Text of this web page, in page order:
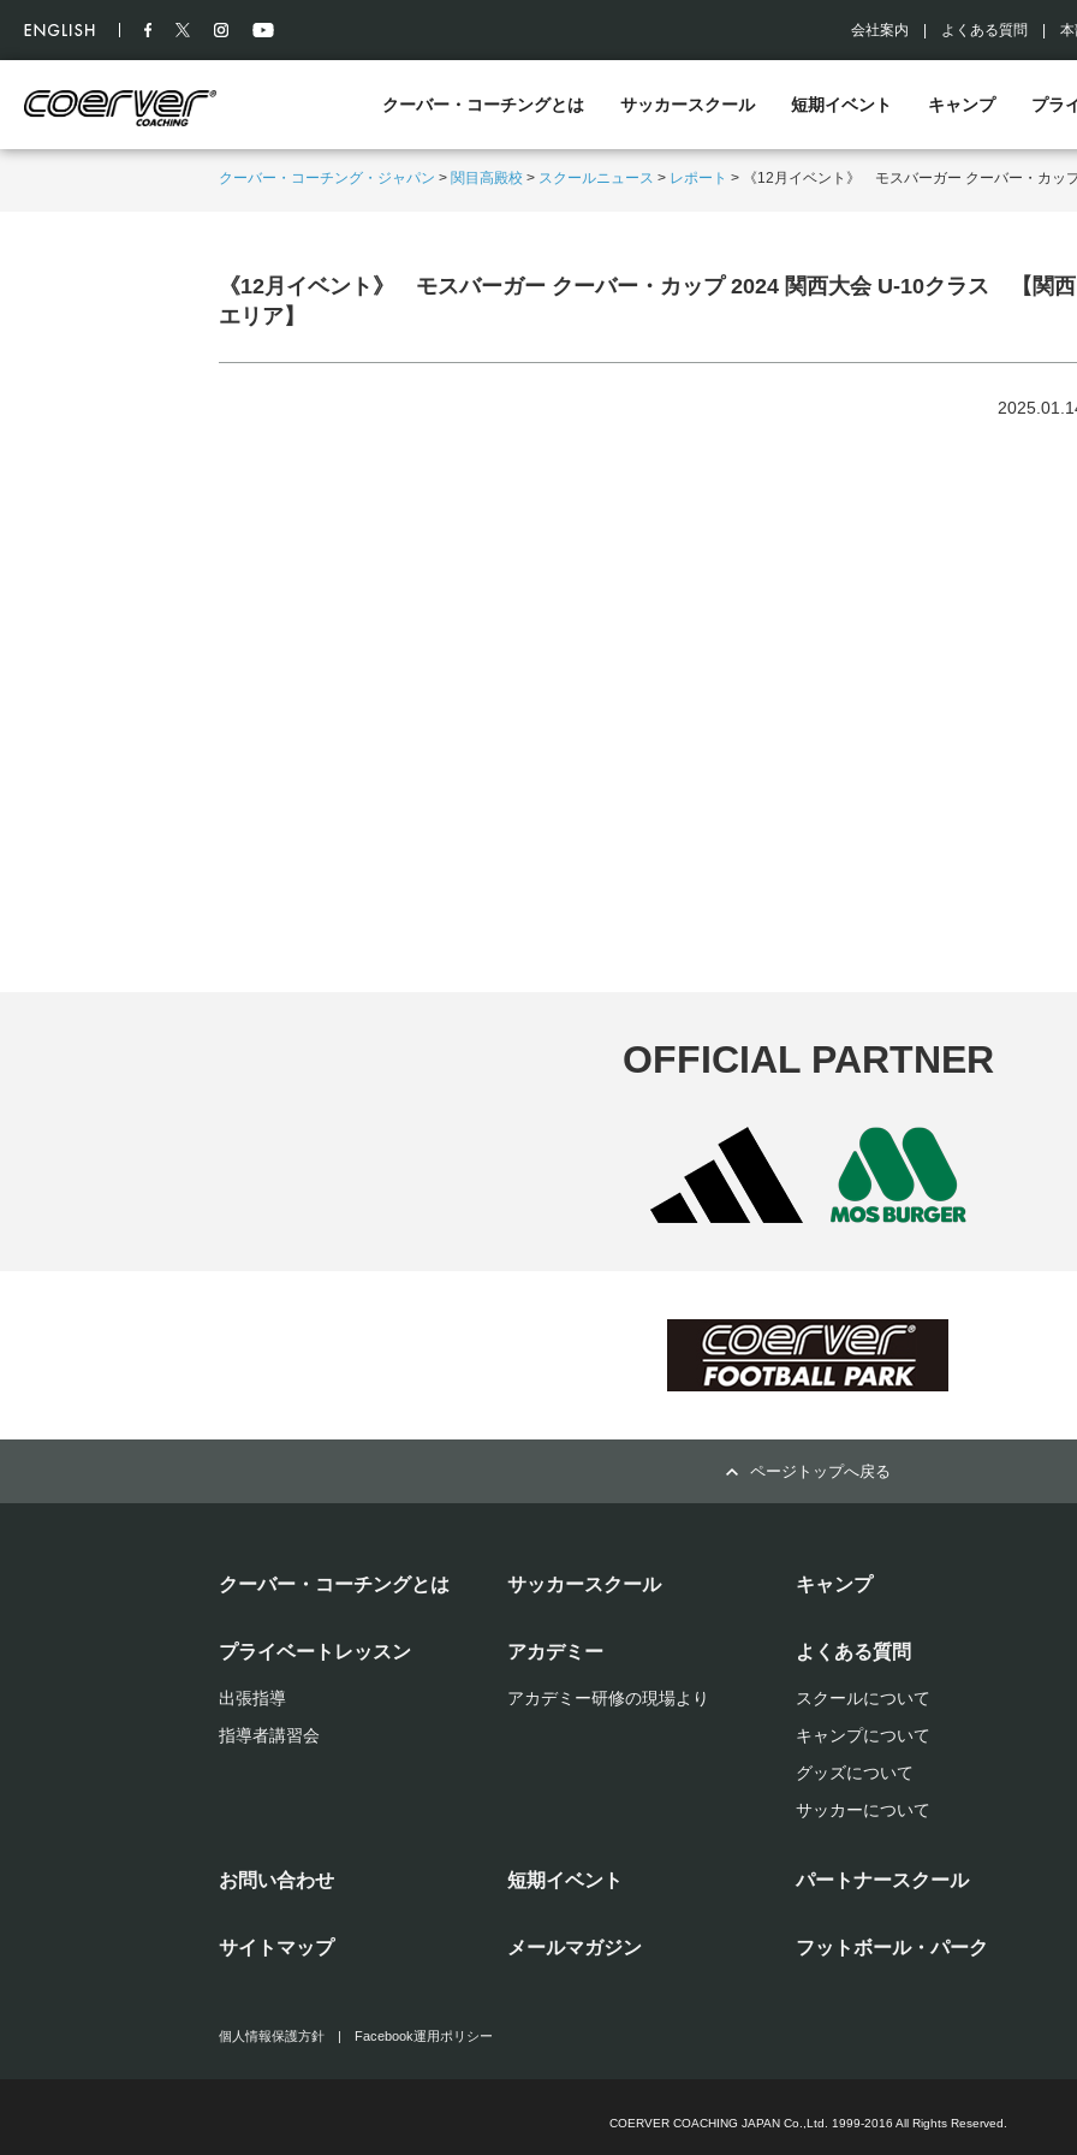
会社案内 よくある質問
クーバー・コーチングとは サッカースクール 短期イベント キャンプ プラ
クーバー・コーチング・ジャパン > 関目高殿校 > スクールニュース > レポート > 《12月イベント》 モスバーガー クーバー・カッ
《12月イベント》 モスバーガー クーバー・カップ 2024 関西大会 U-10クラス 【関西
エリア】
OFFICIAL PARTNER
ページトップへ戻る
クーバー・コーチングとは サッカースクール キャンプ
プライベートレッスン
出張指導
指導者講習会
アカデミー
アカデミー研修の現場より
よくある質問
スクールについて
キャンプについて
グッズについて
サッカーについて
お問い合わせ 短期イベント パートナースクール
サイトマップ メールマガジン フットボール・パーク
個人情報保護方針 | Facebook運用ポリシー
COERVER COACHING JAPAN Co.,Ltd. 1999-2016 All Rights Reserved.